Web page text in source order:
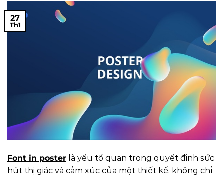
27
Th1
Font in poster là yếu tố quan trọng quyết định sức
hút thị giác và cảm xúc của một thiết kế, không chỉ